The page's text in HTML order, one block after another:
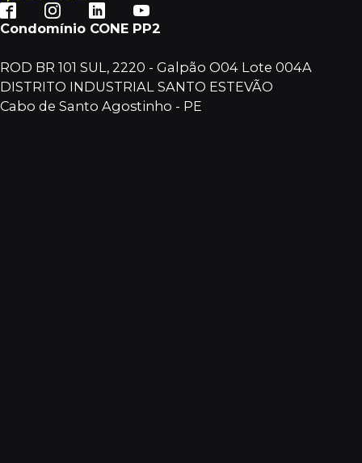
Condomínio CONE PP2
ROD BR 101 SUL, 2220 - Galpão O04 Lote 004A
DISTRITO INDUSTRIAL SANTO ESTEVÃO
Cabo de Santo Agostinho - PE